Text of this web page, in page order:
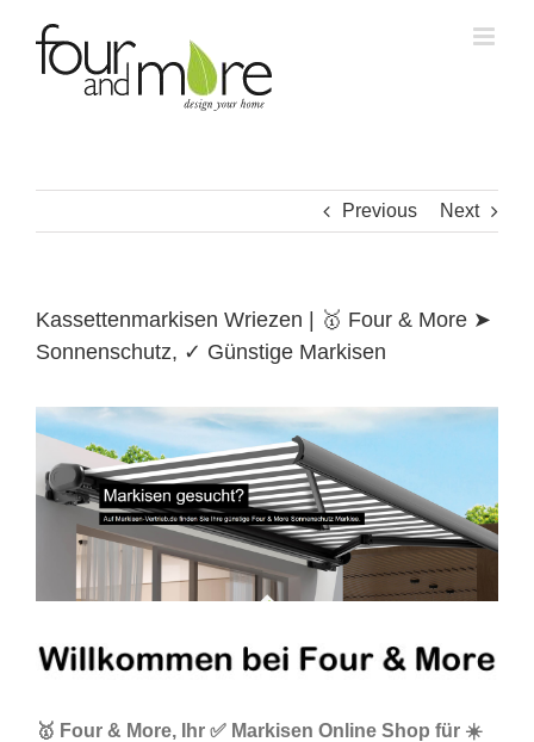
content
Previous Next
Kassettenmarkisen Wriezen | 🥇 Four & More ➤
Sonnenschutz, ✓ Günstige Markisen
🥇 Four & More, Ihr ✅ Markisen Online Shop für ☀️